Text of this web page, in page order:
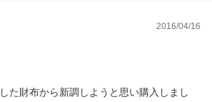
ら踏み切ったほうがいいと思います。その
に後悔することはないと思います。あ
はなぜか画像投稿ができないので、事前
画像も検索するなりして決めた方がいい
2016/04/16
た財布から新調しようと思い購入しまし